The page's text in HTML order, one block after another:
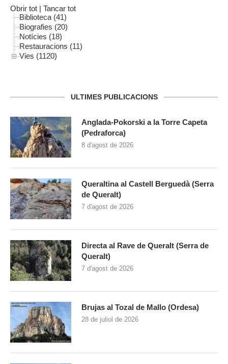
Obrir tot | Tancar tot
Biblioteca (41)
Biografies (20)
Notícies (18)
Restauracions (11)
Vies (1120)
ULTIMES PUBLICACIONS
Anglada-Pokorski a la Torre Capeta
(Pedraforca)
8 d'agost de 2026
Queraltina al Castell Berguedà (Serra
de Queralt)
7 d'agost de 2026
Directa al Rave de Queralt (Serra de
Queralt)
7 d'agost de 2026
Brujas al Tozal de Mallo (Ordesa)
28 de juliol de 2026